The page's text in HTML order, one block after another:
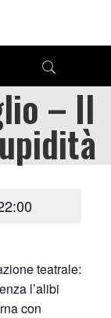
– Il
teatrale:
l’alibi
con